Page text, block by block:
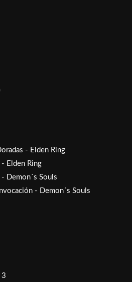
- Elden Ring
Elden Ring
Demon´s Souls
- Demon´s Souls
3